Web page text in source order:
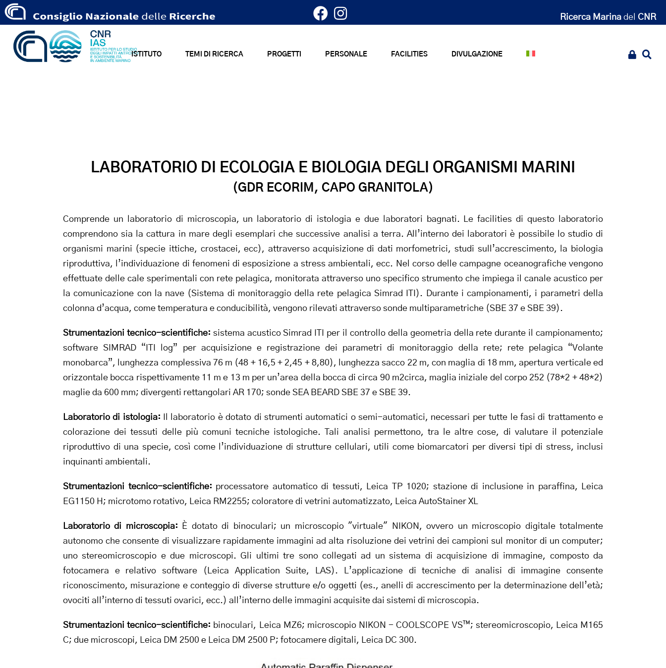
Ricerca Marina del CNR
ISTITUTO TEMI DI RICERCA PROGETTI PERSONALE FACILITIES DIVULGAZIONE
LABORATORIO DI ECOLOGIA E BIOLOGIA DEGLI ORGANISMI MARINI
(GDR ECORIM, CAPO GRANITOLA)
Comprende un laboratorio di microscopia, un laboratorio di istologia e due laboratori bagnati. Le facilities di questo laboratorio
comprendono sia la cattura in mare degli esemplari che successive analisi a terra. All’interno dei laboratori è possibile lo studio di
organismi marini (specie ittiche, crostacei, ecc), attraverso acquisizione di dati morfometrici, studi sull’accrescimento, la biologia
riproduttiva, l’individuazione di fenomeni di esposizione a stress ambientali, ecc. Nel corso delle campagne oceanografiche vengono
effettuate delle cale sperimentali con rete pelagica, monitorata attraverso uno specifico strumento che impiega il canale acustico per
la comunicazione con la nave (Sistema di monitoraggio della rete pelagica Simrad ITI). Durante i campionamenti, i parametri della
colonna d’acqua, come temperatura e conducibilità, vengono rilevati attraverso sonde multiparametriche (SBE 37 e SBE 39).
Strumentazioni tecnico-scientifiche: sistema acustico Simrad ITI per il controllo della geometria della rete durante il campionamento;
software SIMRAD “ITI log” per acquisizione e registrazione dei parametri di monitoraggio della rete; rete pelagica “Volante
monobarca”, lunghezza complessiva 76 m (48 + 16,5 + 2,45 + 8,80), lunghezza sacco 22 m, con maglia di 18 mm, apertura verticale ed
orizzontale bocca rispettivamente 11 m e 13 m per un’area della bocca di circa 90 m2circa, maglia iniziale del corpo 252 (78*2 + 48*2)
maglie da 600 mm; divergenti rettangolari AR 170; sonde SEA BEARD SBE 37 e SBE 39.
Laboratorio di istologia: Il laboratorio è dotato di strumenti automatici o semi-automatici, necessari per tutte le fasi di trattamento e
colorazione dei tessuti delle più comuni tecniche istologiche. Tali analisi permettono, tra le altre cose, di valutare il potenziale
riproduttivo di una specie, così come l’individuazione di strutture cellulari, utili come biomarcatori per diversi tipi di stress, inclusi
inquinanti ambientali.
Strumentazioni tecnico-scientifiche: processatore automatico di tessuti, Leica TP 1020; stazione di inclusione in paraffina, Leica
EG1150 H; microtomo rotativo, Leica RM2255; coloratore di vetrini automatizzato, Leica AutoStainer XL
Laboratorio di microscopia: È dotato di binoculari; un microscopio "virtuale" NIKON, ovvero un microscopio digitale totalmente
autonomo che consente di visualizzare rapidamente immagini ad alta risoluzione dei vetrini dei campioni sul monitor di un computer;
uno stereomicroscopio e due microscopi. Gli ultimi tre sono collegati ad un sistema di acquisizione di immagine, composto da
fotocamera e relativo software (Leica Application Suite, LAS). L’applicazione di tecniche di analisi di immagine consente
riconoscimento, misurazione e conteggio di diverse strutture e/o oggetti (es., anelli di accrescimento per la determinazione dell’età;
ovociti all’interno di tessuti ovarici, ecc.) all’interno delle immagini acquisite dai sistemi di microscopia.
Strumentazioni tecnico-scientifiche: binoculari, Leica MZ6; microscopio NIKON - COOLSCOPE VS™; stereomicroscopio, Leica M165
C; due microscopi, Leica DM 2500 e Leica DM 2500 P; fotocamere digitali, Leica DC 300.